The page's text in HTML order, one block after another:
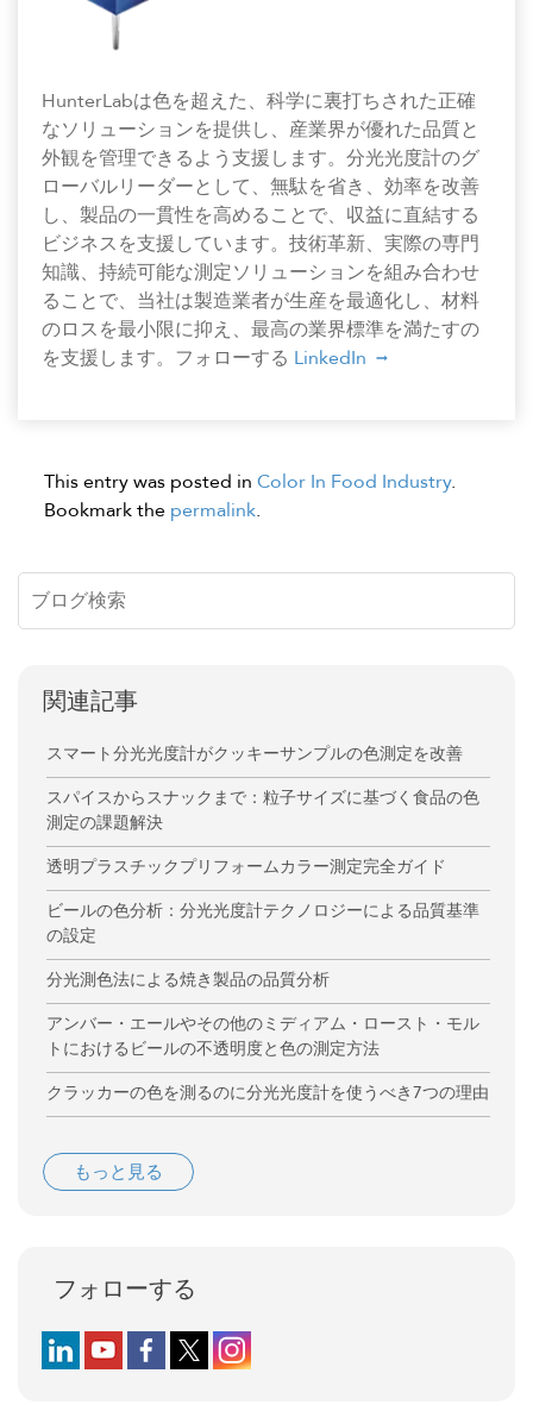
HunterLabは色を超えた、科学に裏打ちされた正確
なソリューションを提供し、産業界が優れた品質と
外観を管理できるよう支援します。分光光度計のグ
ローバルリーダーとして、無駄を省き、効率を改善
し、製品の一貫性を高めることで、収益に直結する
ビジネスを支援しています。技術革新、実際の専門
知識、持続可能な測定ソリューションを組み合わせ
ることで、当社は製造業者が生産を最適化し、材料
のロスを最小限に抑え、最高の業界標準を満たすの
を支援します。フォローする LinkedIn
This entry was posted in Color In Food Industry.
Bookmark the permalink.
関連記事
スマート分光光度計がクッキーサンプルの色測定を改善
スパイスからスナックまで：粒子サイズに基づく食品の色
測定の課題解決
透明プラスチックプリフォームカラー測定完全ガイド
ビールの色分析：分光光度計テクノロジーによる品質基準
の設定
分光測色法による焼き製品の品質分析
アンバー・エールやその他のミディアム・ロースト・モル
トにおけるビールの不透明度と色の測定方法
クラッカーの色を測るのに分光光度計を使うべき7つの理由
もっと見る
フォローする
Follow us on LinkedIn
Follow us on YouTube
Follow us on Facebook
Follow us on X (formerly Twitter)
Follow us on Instagram